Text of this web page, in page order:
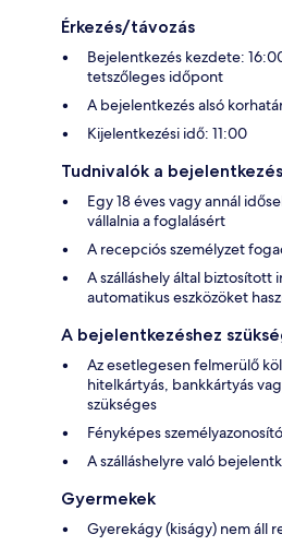
Érkezés/távozás
Bejelentkezés kezdete:
tetszőleges időpont
A bejelentkezés alsó
Kijelentkezési idő: 11:00
Tudnivalók a
Egy 18 éves vagy annál
vállalnia a foglalásért
A recepciós személyzet
A szálláshely által biztosított
automatikus eszközöket
A bejelentkezéshez
Az esetlegesen felmerülő
hitelkártyás, bankkártyás
szükséges
Fényképes
A szálláshelyre való
Gyermekek
Gyerekágy (kiságy) nem áll